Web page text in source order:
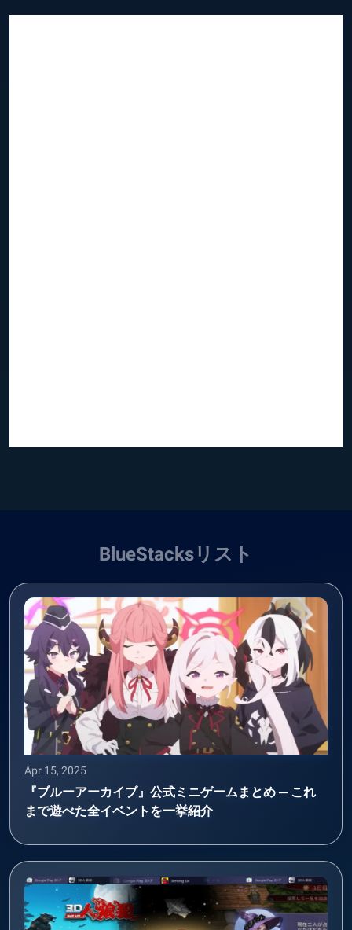
BlueStacksリスト
Apr 15, 2025
『ブルーアーカイブ』公式ミニゲームまとめ ─ これ
まで遊べた全イベントを一挙紹介